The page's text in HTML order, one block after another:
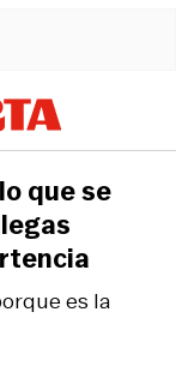
es la
que se